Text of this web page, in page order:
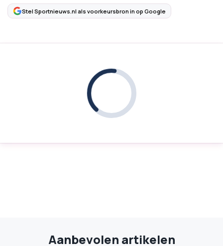
Stel Sportnieuws.nl als voorkeursbron in op Google
Aanbevolen artikelen